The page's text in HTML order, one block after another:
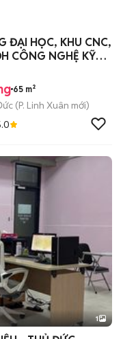
ĐẠI HỌC, KHU CNC,
CÔNG NGHỆ KỸ
65 m²
(P. Linh Xuân mới)
1